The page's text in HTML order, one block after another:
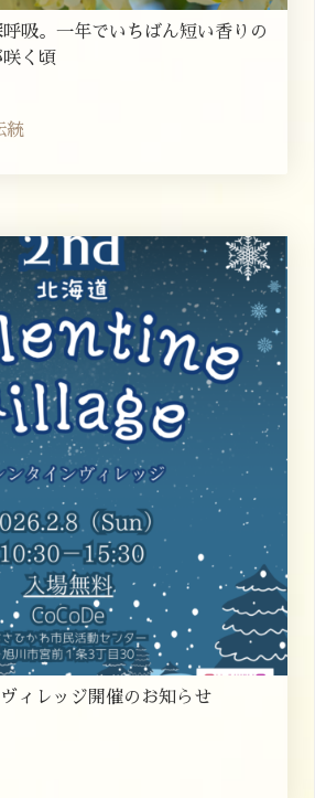
吸。一年でいちばん短い香りの
く頃
統
ィレッジ開催のお知らせ